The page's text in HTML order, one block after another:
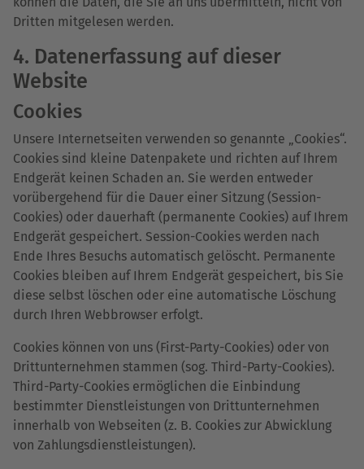
Dritten mitgelesen werden.
4. Datenerfassung auf dieser
Website
Cookies
Unsere Internetseiten verwenden so genannte „Cookies“.
Cookies sind kleine Datenpakete und richten auf Ihrem
Endgerät keinen Schaden an. Sie werden entweder
vorübergehend für die Dauer einer Sitzung (Session-
Cookies) oder dauerhaft (permanente Cookies) auf Ihrem
Endgerät gespeichert. Session-Cookies werden nach
Ende Ihres Besuchs automatisch gelöscht. Permanente
Cookies bleiben auf Ihrem Endgerät gespeichert, bis Sie
diese selbst löschen oder eine automatische Löschung
durch Ihren Webbrowser erfolgt.
Cookies können von uns (First-Party-Cookies) oder von
Drittunternehmen stammen (sog. Third-Party-Cookies).
Third-Party-Cookies ermöglichen die Einbindung
bestimmter Dienstleistungen von Drittunternehmen
innerhalb von Webseiten (z. B. Cookies zur Abwicklung
von Zahlungsdienstleistungen).